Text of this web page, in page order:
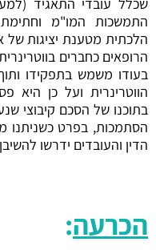
שכלל עובדי התאגיד
התמשכות המו"מ
הלכתית מטענת יציגות
הרופאים כחברים
בעודו משמש בתפקידו
הווטרינרית ועל כן היא
בתוכנו של הסכם קיבוצי
הסתמכות, בפרט כשניתנו
הדין והעובדים ידרשו
הכרעה: